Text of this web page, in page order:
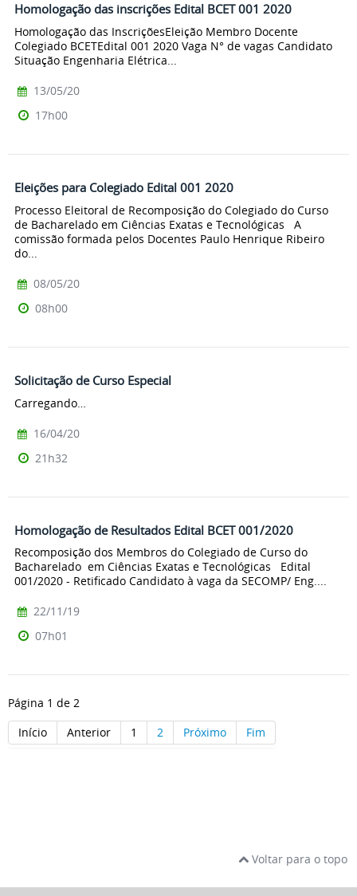
Homologação das inscrições Edital BCET 001 2020
Homologação das InscriçõesEleição Membro Docente
Colegiado BCETEdital 001 2020 Vaga N° de vagas Candidato
Situação Engenharia Elétrica...
13/05/20
17h00
Eleições para Colegiado Edital 001 2020
Processo Eleitoral de Recomposição do Colegiado do Curso
de Bacharelado em Ciências Exatas e Tecnológicas A
comissão formada pelos Docentes Paulo Henrique Ribeiro
do...
08/05/20
08h00
Solicitação de Curso Especial
Carregando…
16/04/20
21h32
Homologação de Resultados Edital BCET 001/2020
Recomposição dos Membros do Colegiado de Curso do
Bacharelado em Ciências Exatas e Tecnológicas Edital
001/2020 - Retificado Candidato à vaga da SECOMP/ Eng....
22/11/19
07h01
Página 1 de 2
Início
Anterior 1 2 Próximo Fim
Voltar para o topo